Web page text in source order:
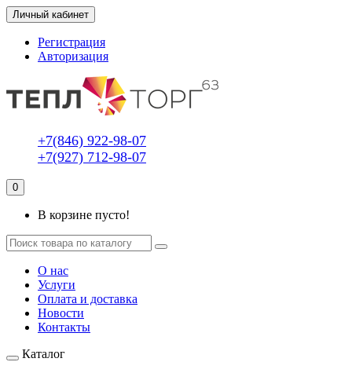
Личный кабинет
Регистрация
Авторизация
+7(846) 922-98-07
+7(927) 712-98-07
0
В корзине пусто!
О нас
Услуги
Оплата и доставка
Новости
Контакты
Каталог